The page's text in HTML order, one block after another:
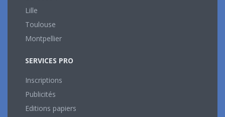
Lille
Toulouse
Montpellier
SERVICES PRO
Inscriptions
Publicités
Editions papiers